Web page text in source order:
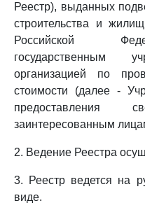
Реестр), выданных
строительства и
Российской
государственным
организацией по
стоимости (далее -
предоставления
заинтересованным
2. Ведение Реестра
3. Реестр ведется на
виде.